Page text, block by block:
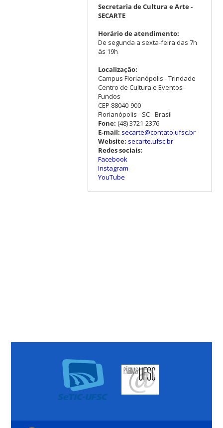
Secretaria de Cultura e Arte -
SECARTE
Horário de atendimento:
De segunda a sexta-feira das 7h
às 19h
Localização:
Campus Florianópolis - Trindade
Centro de Cultura e Eventos -
Fundos
CEP 88040-900
Florianópolis - SC - Brasil
Fone: (48) 3721-2376
E-mail: secarte@contato.ufsc.br
Website: secarte.ufsc.br
Redes sociais:
Facebook
Instagram
YouTube